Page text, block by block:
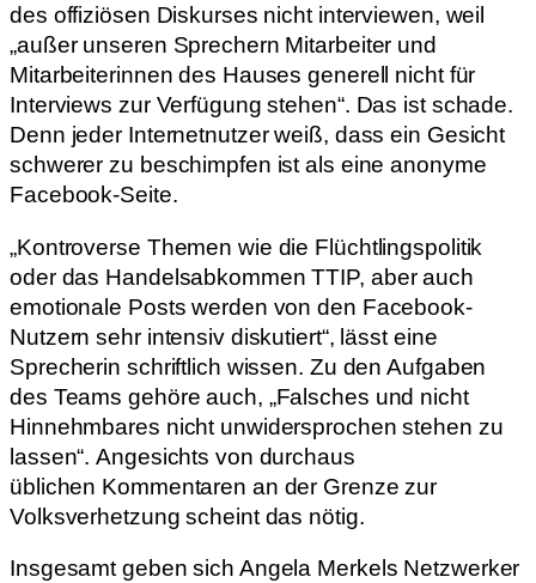
des offiziösen Diskurses nicht interviewen, weil
„außer unseren Sprechern Mitarbeiter und
Mitarbeiterinnen des Hauses generell nicht für
Interviews zur Verfügung stehen“. Das ist schade.
Denn jeder Internetnutzer weiß, dass ein Gesicht
schwerer zu beschimpfen ist als eine anonyme
Facebook-Seite.
„Kontroverse Themen wie die Flüchtlingspolitik
oder das Handelsabkommen TTIP, aber auch
emotionale Posts werden von den Facebook-
Nutzern sehr intensiv diskutiert“, lässt eine
Sprecherin schriftlich wissen. Zu den Aufgaben
des Teams gehöre auch, „Falsches und nicht
Hinnehmbares nicht unwidersprochen stehen zu
lassen“. Angesichts von durchaus
üblichen Kommentaren an der Grenze zur
Volksverhetzung scheint das nötig.
Insgesamt geben sich Angela Merkels Netzwerker